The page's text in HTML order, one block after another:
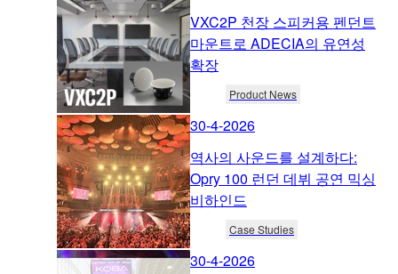
VXC2P 천장 스피커용 펜던트
마운트로 ADECIA의 유연성
확장
Product News
30-4-2026
역사의 사운드를 설계하다:
Opry 100 런던 데뷔 공연 믹싱
비하인드
Case Studies
30-4-2026